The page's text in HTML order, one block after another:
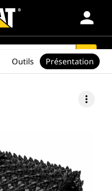
person
search
more_vert
Outils Présentation